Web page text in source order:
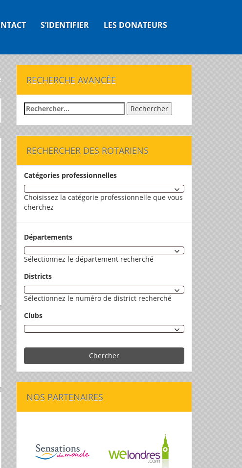
S’IDENTIFIER LES DONATEURS
RECHERCHE AVANCÉE
Rechercher :
RECHERCHER DES ROTARIENS
Catégories professionnelles
Choisissez la catégorie professionnelle que vous
cherchez
Départements
Sélectionnez le département recherché
Districts
Sélectionnez le numéro de district recherché
Clubs
Chercher
NOS PARTENAIRES